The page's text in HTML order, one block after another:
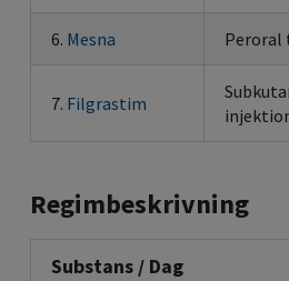
6. Mesna
7. Filgrastim
Regimbeskrivning
Substans / Dag